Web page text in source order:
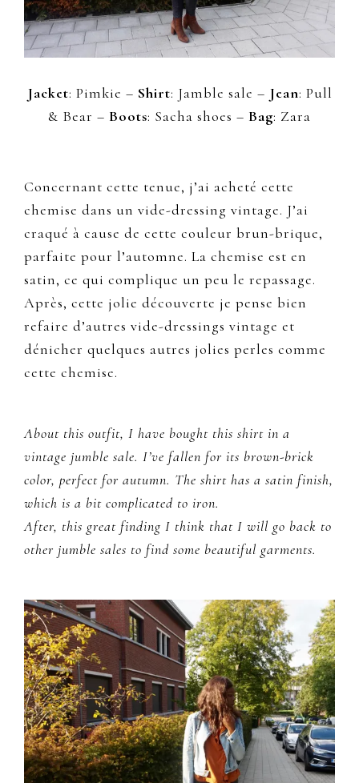
Jacket: Pimkie – Shirt: Jamble sale – Jean: Pull
& Bear – Boots: Sacha shoes – Bag: Zara
Concernant cette tenue, j’ai acheté cette
chemise dans un vide-dressing vintage. J’ai
craqué à cause de cette couleur brun-brique,
parfaite pour l’automne. La chemise est en
satin, ce qui complique un peu le repassage.
Après, cette jolie découverte je pense bien
refaire d’autres vide-dressings vintage et
dénicher quelques autres jolies perles comme
cette chemise.
About this outfit, I have bought this shirt in a
vintage jumble sale. I’ve fallen for its brown-brick
color, perfect for autumn. The shirt has a satin finish,
which is a bit complicated to iron.
After, this great finding I think that I will go back to
other jumble sales to find some beautiful garments.